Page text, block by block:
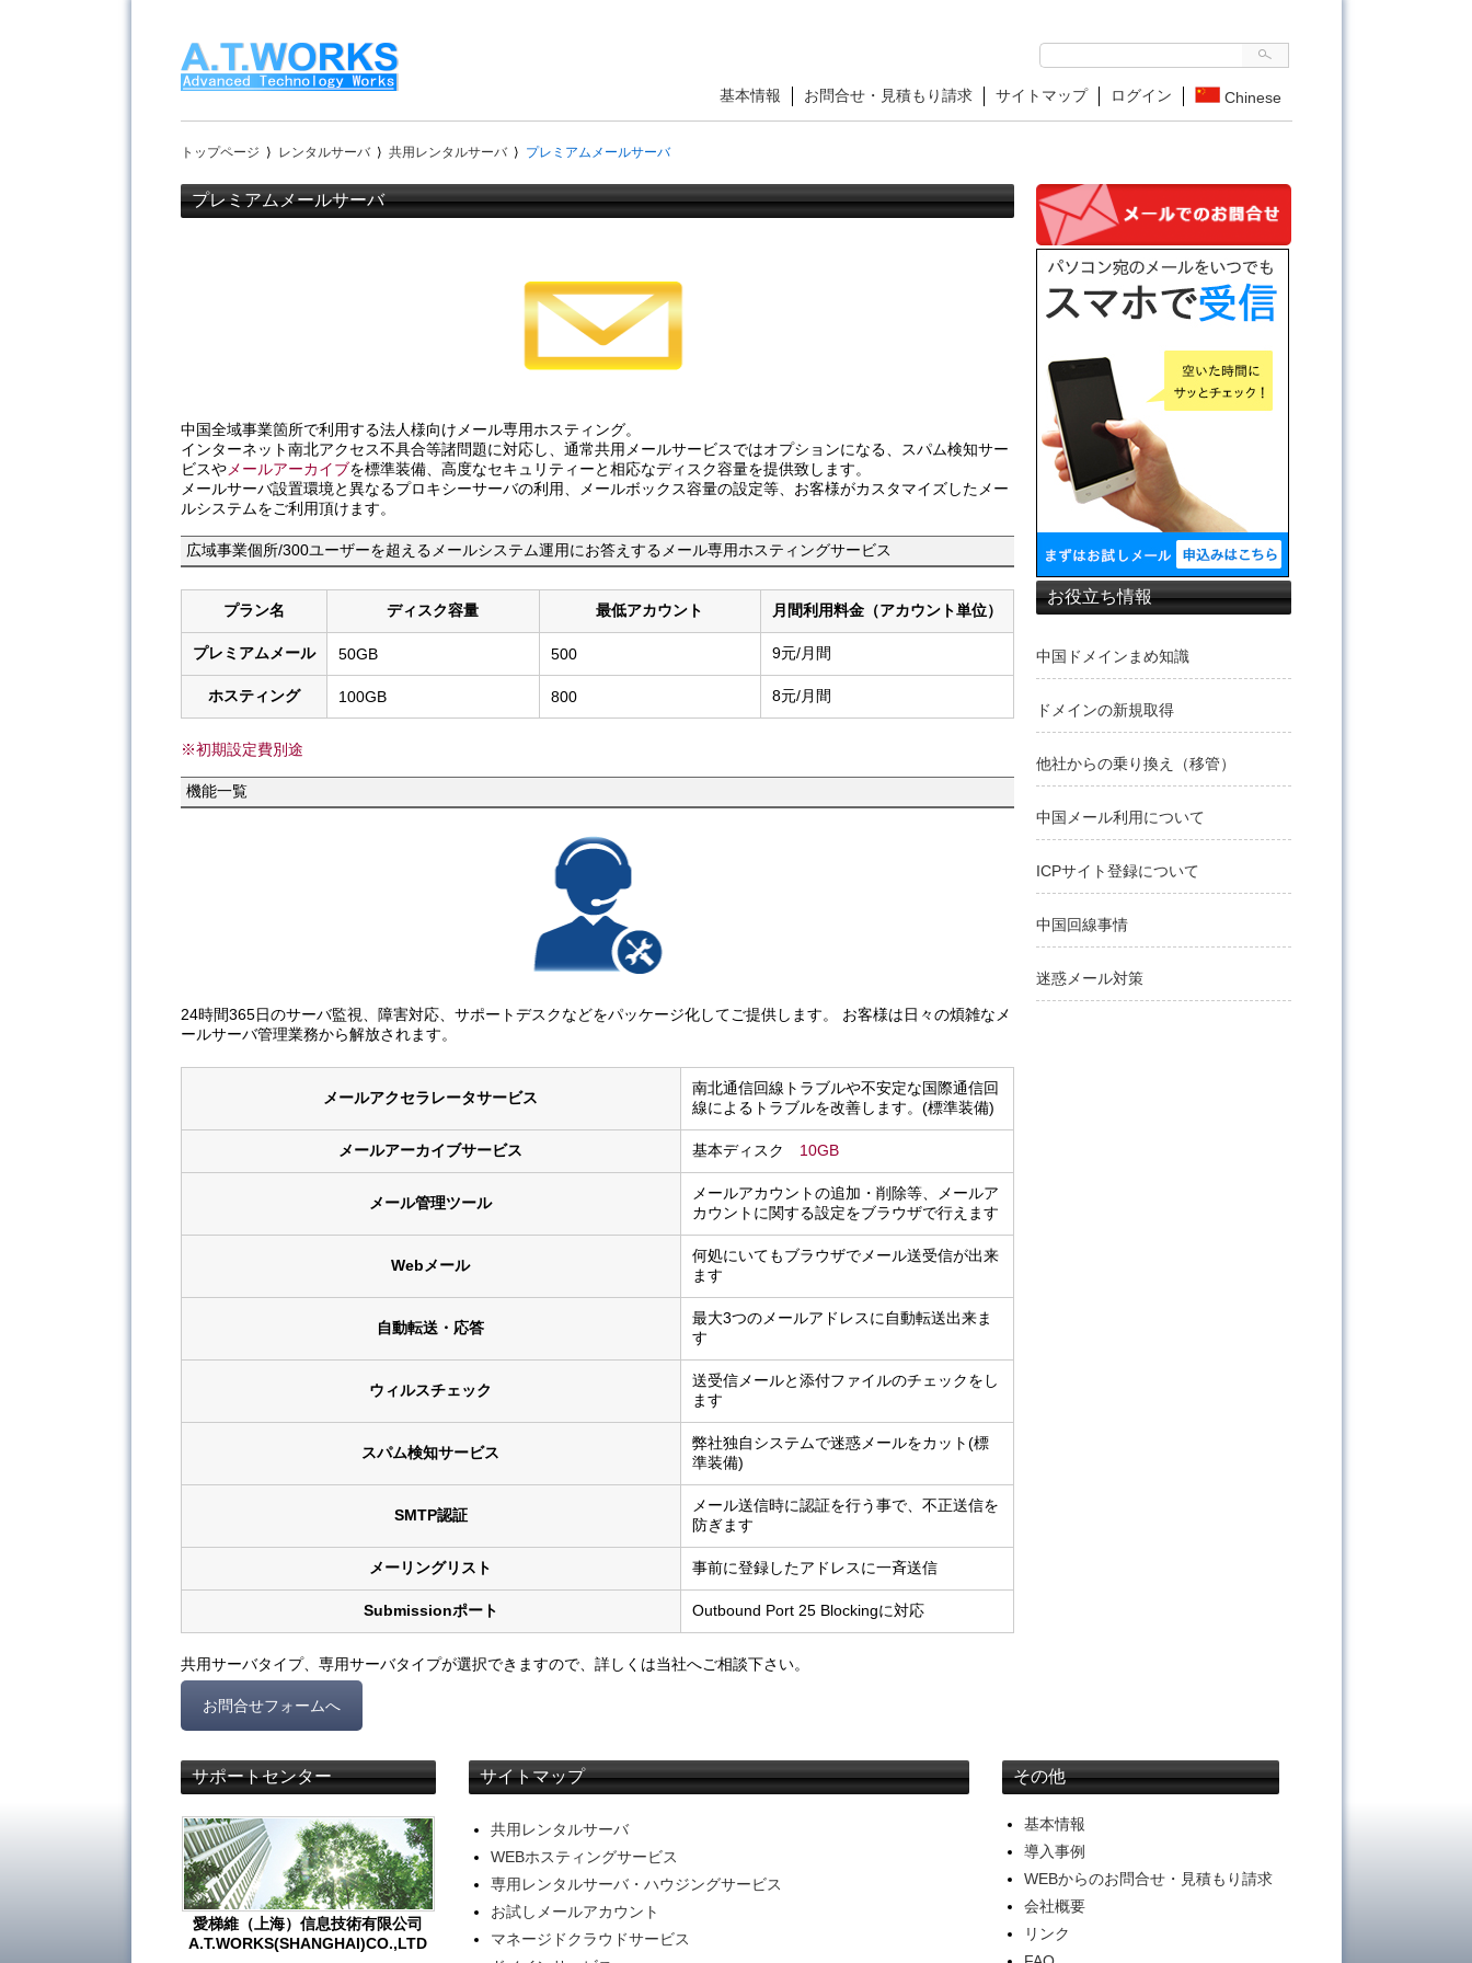
基本情報 お問合せ・見積もり請求 サイトマップ ログイン Chinese
トップページ ⟩ レンタルサーバ⟩ 共用レンタルサーバ⟩ プレミアムメールサーバ
プレミアムメールサーバ
中国全域事業箇所で利用する法人様向けメール専用ホスティング。
インターネット南北アクセス不具合等諸問題に対応し、通常共用メールサービスではオプションになる、スパム検知サー
ビスやメールアーカイブを標準装備、高度なセキュリティーと相応なディスク容量を提供致します。
メールサーバ設置環境と異なるプロキシーサーバの利用、メールボックス容量の設定等、お客様がカスタマイズしたメー
ルシステムをご利用頂けます。
広域事業個所/300ユーザーを超えるメールシステム運用にお答えするメール専用ホスティングサービス
プラン名 ディスク容量 最低アカウント 月間利用料金（アカウント単位）
プレミアムメール 50GB 500 9元/月間
ホスティング 100GB 800 8元/月間
※初期設定費別途
機能一覧
24時間365日のサーバ監視、障害対応、サポートデスクなどをパッケージ化してご提供します。 お客様は日々の煩雑なメ
ールサーバ管理業務から解放されます。
メールアクセラレータサービス
南北通信回線トラブルや不安定な国際通信回
線によるトラブルを改善します。(標準装備)
メールアーカイブサービス 基本ディスク 10GB
メール管理ツール
メールアカウントの追加・削除等、メールア
カウントに関する設定をブラウザで行えます
Webメール
何処にいてもブラウザでメール送受信が出来
ます
自動転送・応答
最大3つのメールアドレスに自動転送出来ま
す
ウィルスチェック
送受信メールと添付ファイルのチェックをし
ます
スパム検知サービス
弊社独自システムで迷惑メールをカット(標
準装備)
SMTP認証
メール送信時に認証を行う事で、不正送信を
防ぎます
メーリングリスト 事前に登録したアドレスに一斉送信
Submissionポート Outbound Port 25 Blockingに対応
共用サーバタイプ、専用サーバタイプが選択できますので、詳しくは当社へご相談下さい。
お問合せフォームへ
お役立ち情報
中国ドメインまめ知識
ドメインの新規取得
他社からの乗り換え（移管）
中国メール利用について
ICPサイト登録について
中国回線事情
迷惑メール対策
サポートセンター
愛梯維（上海）信息技術有限公司
A.T.WORKS(SHANGHAI)CO.,LTD
サイトマップ
共用レンタルサーバ
WEBホスティングサービス
専用レンタルサーバ・ハウジングサービス
お試しメールアカウント
マネージドクラウドサービス
その他
基本情報
導入事例
WEBからのお問合せ・見積もり請求
会社概要
リンク